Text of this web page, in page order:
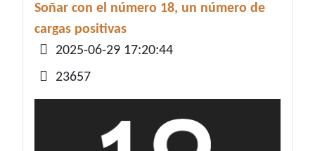
Soñar con el número 18, un número de
cargas positivas
Detalles
2025-06-29 17:20:44
23657